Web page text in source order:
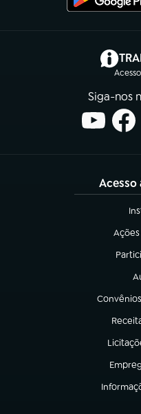
Siga-nos
Acesso
(abre
(abre
(abre em
(abre
(abre
(abre
(abre em